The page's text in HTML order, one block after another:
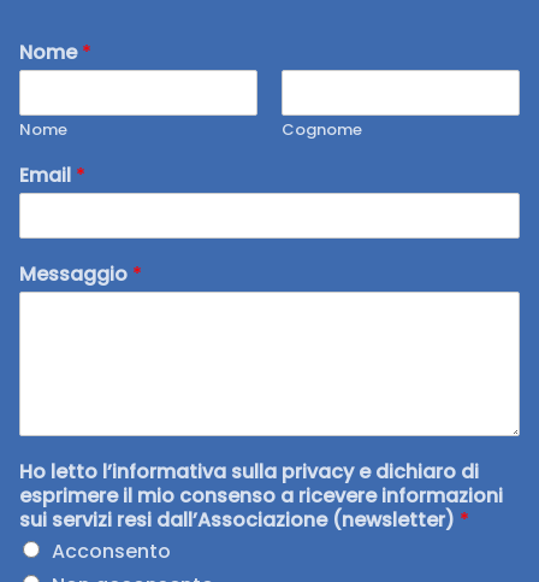
Nome*
Nome Cognome
Email *
Messaggio *
Ho letto l’informativa sulla privacy e dichiaro di
esprimere il mio consenso a ricevere informazioni
sui servizi resi dall’Associazione (newsletter) *
Acconsento